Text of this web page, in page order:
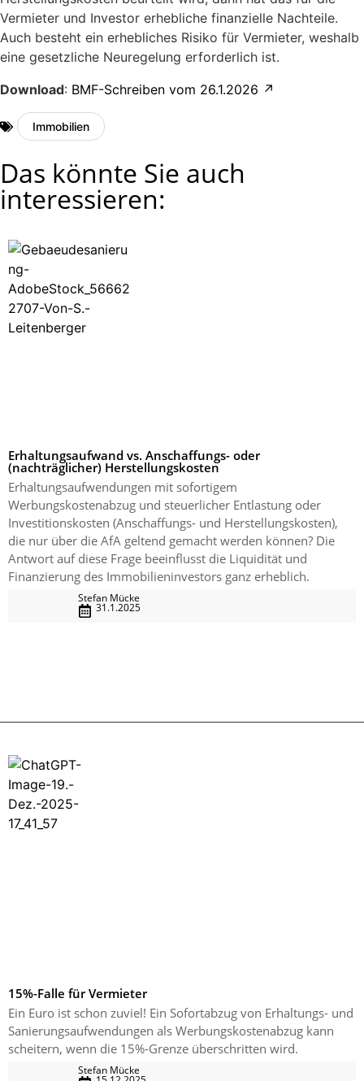
Vermieter und Investor erhebliche finanzielle Nachteile.
Auch besteht ein erhebliches Risiko für Vermieter, weshalb
eine gesetzliche Neuregelung erforderlich ist.
Download: BMF-Schreiben vom 26.1.2026 ↗️
Immobilien
Das könnte Sie auch
interessieren:
Erhaltungsaufwand vs. Anschaffungs- oder
(nachträglicher) Herstellungskosten
Erhaltungsaufwendungen mit sofortigem
Werbungskostenabzug und steuerlicher Entlastung oder
Investitionskosten (Anschaffungs- und Herstellungskosten),
die nur über die AfA geltend gemacht werden können? Die
Antwort auf diese Frage beeinflusst die Liquidität und
Finanzierung des Immobilieninvestors ganz erheblich.
Stefan Mücke
31.1.2025
15%-Falle für Vermieter
Ein Euro ist schon zuviel! Ein Sofortabzug von Erhaltungs- und
Sanierungsaufwendungen als Werbungskostenabzug kann
scheitern, wenn die 15%-Grenze überschritten wird.
Stefan Mücke